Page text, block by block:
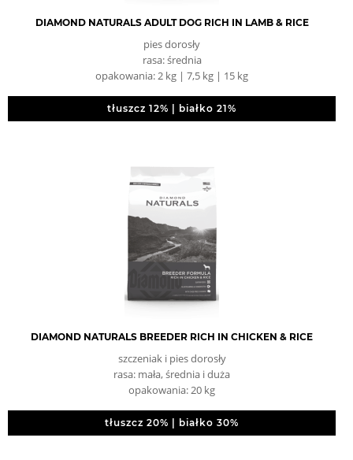
DIAMOND NATURALS ADULT DOG RICH IN LAMB & RICE
pies dorosły
rasa: średnia
opakowania: 2 kg | 7,5 kg | 15 kg
tłuszcz 12% | białko 21%
DIAMOND NATURALS BREEDER RICH IN CHICKEN & RICE
szczeniak i pies dorosły
rasa: mała, średnia i duża
opakowania: 20 kg
tłuszcz 20% | białko 30%